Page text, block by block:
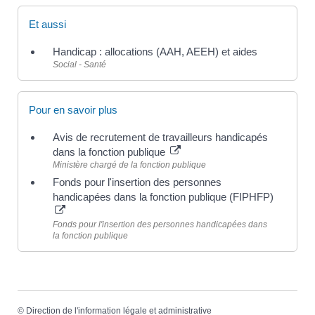
Et aussi
Handicap : allocations (AAH, AEEH) et aides
Social - Santé
Pour en savoir plus
Avis de recrutement de travailleurs handicapés
dans la fonction publique
Ministère chargé de la fonction publique
Fonds pour l'insertion des personnes
handicapées dans la fonction publique (FIPHFP)
Fonds pour l'insertion des personnes handicapées dans
la fonction publique
© Direction de l'information légale et administrative